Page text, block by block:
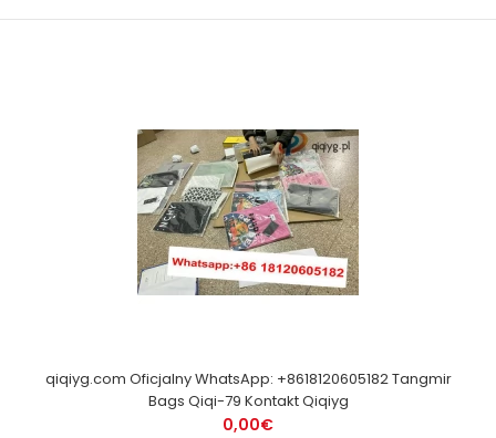
qiqiyg.com Oficjalny WhatsApp: +8618120605182 Tangmir
Bags Qiqi-79 Kontakt Qiqiyg
0,00€